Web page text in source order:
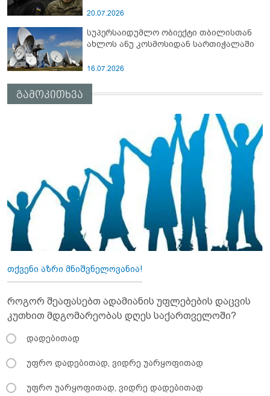
20.07.2026
სუპერსაიდუმლო ობიექტი თბილისთან
ახლოს ანუ კოსმოსიდან სართიჭალაში
16.07.2026
გამოკითხვა
თქვენი აზრი მნიშვნელოვანია!
როგორ შეაფასებთ ადამიანის უფლებების დაცვის
კუთხით მდგომარეობას დღეს საქართველოში?
დადებითად
უფრო დადებითად, ვიდრე უარყოფითად
უფრო უარყოფითად, ვიდრე დადებითად